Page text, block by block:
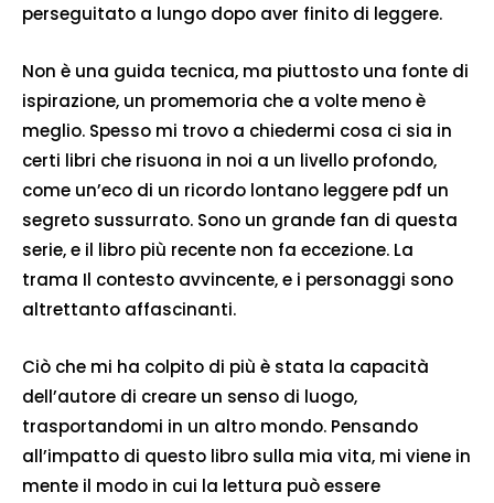
perseguitato a lungo dopo aver finito di leggere.
Non è una guida tecnica, ma piuttosto una fonte di
ispirazione, un promemoria che a volte meno è
meglio. Spesso mi trovo a chiedermi cosa ci sia in
certi libri che risuona in noi a un livello profondo,
come un’eco di un ricordo lontano leggere pdf un
segreto sussurrato. Sono un grande fan di questa
serie, e il libro più recente non fa eccezione. La
trama Il contesto avvincente, e i personaggi sono
altrettanto affascinanti.
Ciò che mi ha colpito di più è stata la capacità
dell’autore di creare un senso di luogo,
trasportandomi in un altro mondo. Pensando
all’impatto di questo libro sulla mia vita, mi viene in
mente il modo in cui la lettura può essere